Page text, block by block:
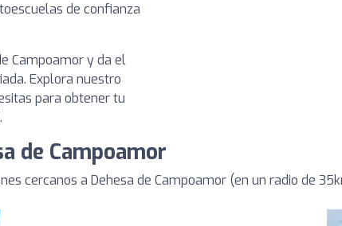
de confianza
Campoamor y da el
Explora nuestro
para obtener tu
de Campoamor
cercanos a Dehesa de Campoamor (en un radio de